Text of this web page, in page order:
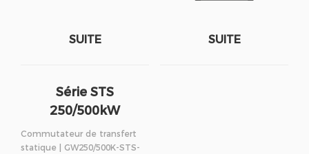
SUITE SUITE
Série STS
250/500kW
Commutateur de transfert
statique | GW250/500K-STS-